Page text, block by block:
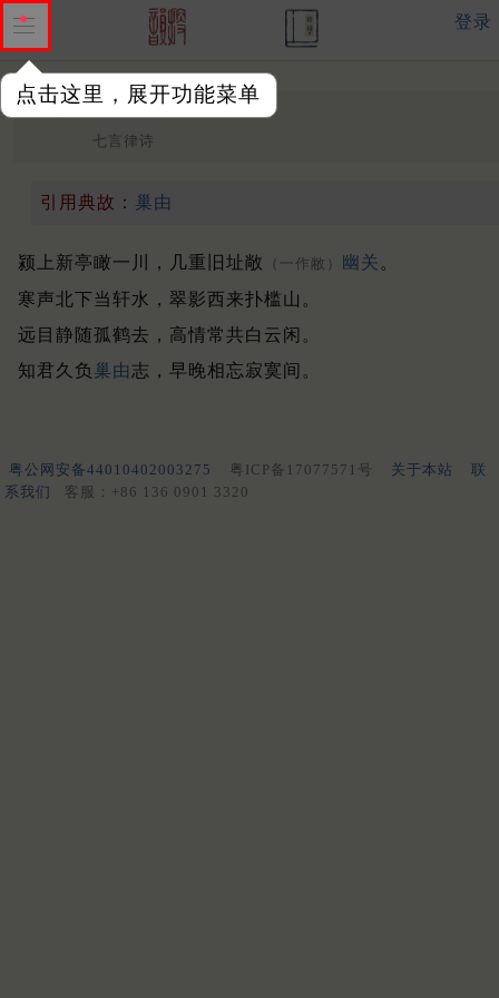
点击这里，展开功能菜单
登录
颍亭 唐 ·韩琮
七言律诗
引用典故： 巢由
颍上新亭瞰一川，几重旧址敞 （一作敝） 幽关 。
寒声北下当轩水，翠影西来扑槛山。
远目静随孤鹤去，高情常共白云闲。
知君久负 巢由志，早晚相忘寂寞间。
粤公网安备44010402003275 粤ICP备17077571号 关于本站
联
系我们
客服：+86 136 0901 3320